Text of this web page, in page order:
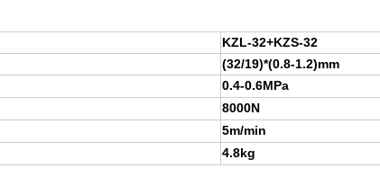
KZL-32+KZS-32
(32/19)*(0.8-1.2)mm
0.4-0.6MPa
8000N
5m/min
4.8kg